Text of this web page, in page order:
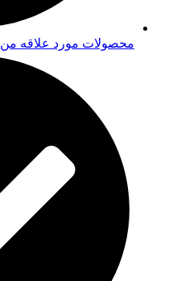
محصولات مورد علاقه من